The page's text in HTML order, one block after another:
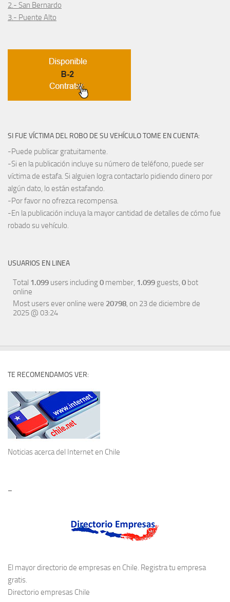
2.- San Bernardo
3.- Puente Alto
SI FUE VÍCTIMA DEL ROBO DE SU VEHÍCULO TOME EN CUENTA:
-Puede publicar gratuitamente.
-Si en la publicación incluye su número de teléfono, puede ser
víctima de estafa. Si alguien logra contactarlo pidiendo dinero por
algún dato, lo están estafando.
-Por favor no ofrezca recompensa.
-En la publicación incluya la mayor cantidad de detalles de cómo fue
robado su vehículo.
USUARIOS EN LINEA
Total 1.099 users including0 member, 1.099 guests, 0 bot
online
Most users ever online were 20798, on 23 de diciembre de
2025 @ 03:24
TE RECOMENDAMOS VER:
Noticias acerca del Internet en Chile
–
El mayor directorio de empresas en Chile. Registra tu empresa
gratis.
Directorio empresas Chile